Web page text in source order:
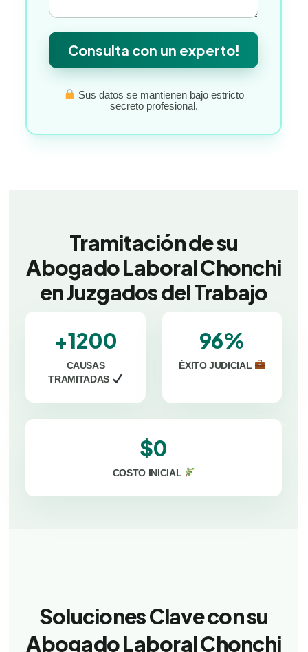
Consulta con un experto!
Sus datos se mantienen bajo estricto
secreto profesional.
Tramitación de su
Abogado Laboral Chonchi
en Juzgados del Trabajo
+1200
CAUSAS
TRAMITADAS
96%
ÉXITO JUDICIAL
$0
COSTO INICIAL
Soluciones Clave con su
Abogado Laboral Chonchi